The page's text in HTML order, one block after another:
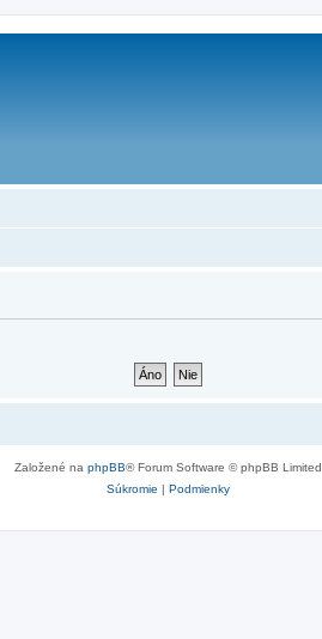
Založené na phpBB® Forum Software © phpBB Limited
Súkromie | Podmienky